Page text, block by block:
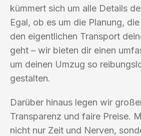
kümmert sich um alle Details
Egal, ob es um die Planung,
den eigentlichen Transport
geht – wir bieten dir einen
um deinen Umzug so
gestalten.
Darüber hinaus legen wir
Transparenz und faire Preise.
nicht nur Zeit und Nerven,